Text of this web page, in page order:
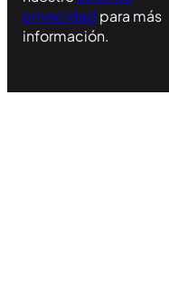
privacidad para más
información.